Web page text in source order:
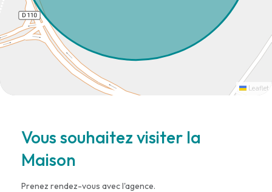
Leaflet
Vous souhaitez visiter la
Maison
Prenez rendez-vous avec l'agence.